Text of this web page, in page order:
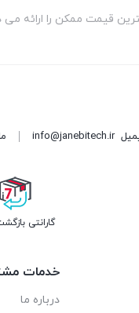
قیمت ممکن را ارائه می
info@janebitech.ir ما 24 ساعته 7 روز
گارانتی
خدمات
درباره ما